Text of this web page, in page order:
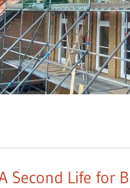
Second Life for